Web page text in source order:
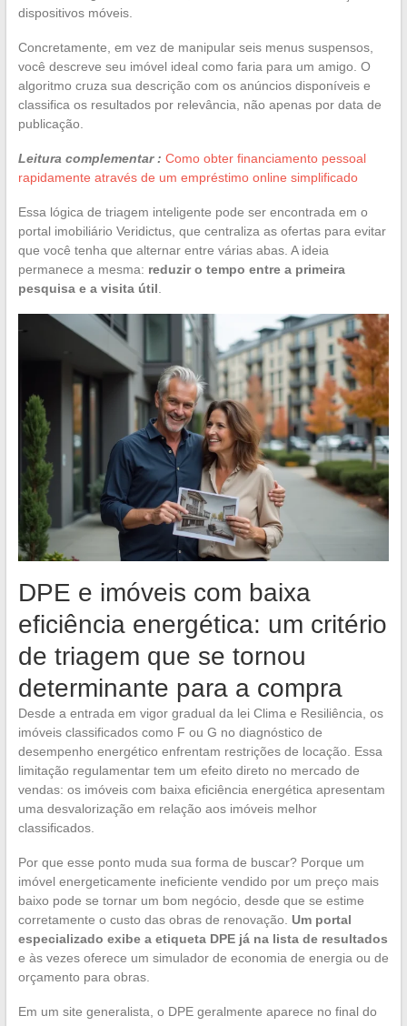
dispositivos móveis.
Concretamente, em vez de manipular seis menus suspensos,
você descreve seu imóvel ideal como faria para um amigo. O
algoritmo cruza sua descrição com os anúncios disponíveis e
classifica os resultados por relevância, não apenas por data de
publicação.
Leitura complementar : Como obter financiamento pessoal
rapidamente através de um empréstimo online simplificado
Essa lógica de triagem inteligente pode ser encontrada em o
portal imobiliário Veridictus, que centraliza as ofertas para evitar
que você tenha que alternar entre várias abas. A ideia
permanece a mesma: reduzir o tempo entre a primeira
pesquisa e a visita útil
DPE e imóveis com baixa
eficiência energética: um critério
de triagem que se tornou
determinante para a compra
Desde a entrada em vigor gradual da lei Clima e Resiliência, os
imóveis classificados como F ou G no diagnóstico de
desempenho energético enfrentam restrições de locação. Essa
limitação regulamentar tem um efeito direto no mercado de
vendas: os imóveis com baixa eficiência energética apresentam
uma desvalorização em relação aos imóveis melhor
classificados.
Por que esse ponto muda sua forma de buscar? Porque um
imóvel energeticamente ineficiente vendido por um preço mais
baixo pode se tornar um bom negócio, desde que se estime
corretamente o custo das obras de renovação. Um portal
especializado exibe a etiqueta DPE já na lista de resultados
e às vezes oferece um simulador de economia de energia ou de
orçamento para obras.
Em um site generalista, o DPE geralmente aparece no final do